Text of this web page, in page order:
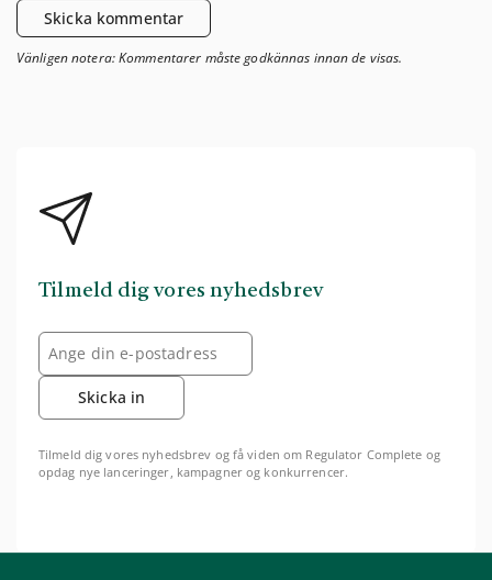
Skicka kommentar
Vänligen notera: Kommentarer måste godkännas innan de visas.
Tilmeld dig vores nyhedsbrev
Skicka in
Tilmeld dig vores nyhedsbrev og få viden om Regulator Complete og
opdag nye lanceringer, kampagner og konkurrencer.